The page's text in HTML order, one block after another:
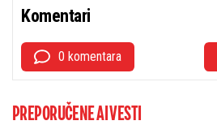
Komentari
0 komentara
PREPORUČENE AI VESTI